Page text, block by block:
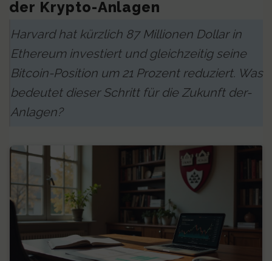
der Krypto-Anlagen
Harvard hat kürzlich 87 Millionen Dollar in
Ethereum investiert und gleichzeitig seine
Bitcoin-Position um 21 Prozent reduziert. Was
bedeutet dieser Schritt für die Zukunft der-
Anlagen?